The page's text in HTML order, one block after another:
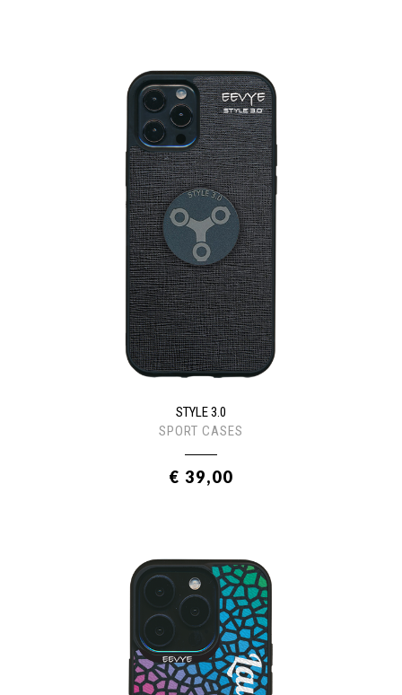
STYLE 3.0
SPORT CASES
€ 39,00